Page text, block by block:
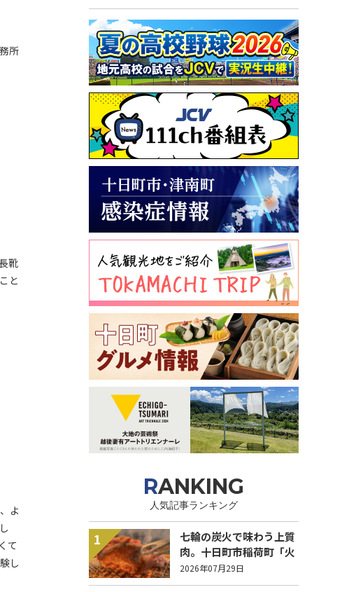
所
靴
と
よ
て
し
RANKING
人気記事ランキング
1
七輪の炭火で味わう上質
肉。十日町市稲荷町「火
蔵-KAGURA-」
2026年07月29日